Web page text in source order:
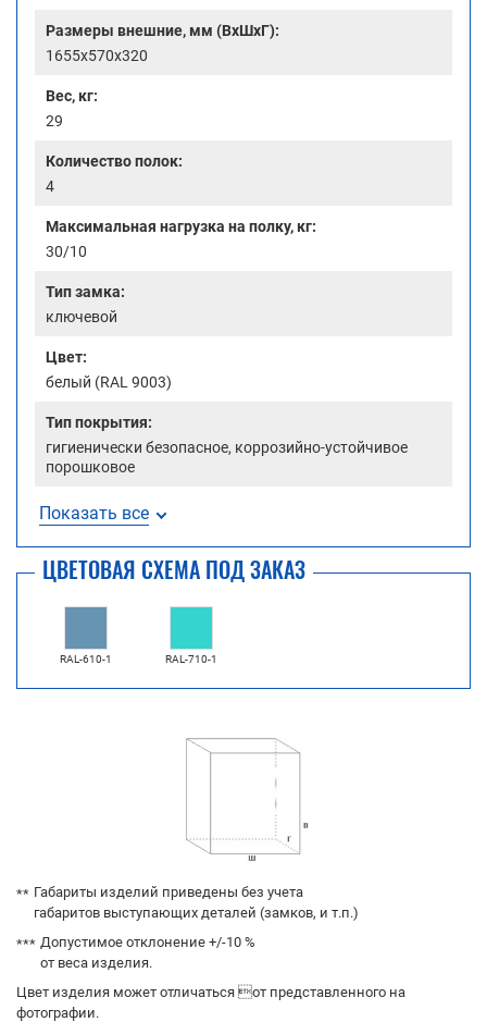
Размеры внешние, мм (ВхШхГ):
1655x570x320
Вес, кг:
29
Количество полок:
4
Максимальная нагрузка на полку, кг:
30/10
Тип замка:
ключевой
Цвет:
белый (RAL 9003)
Тип покрытия:
гигиенически безопасное, коррозийно-устойчивое
порошковое
Показать все
ЦВЕТОВАЯ СХЕМА ПОД ЗАКАЗ
RAL-610-1 RAL-710-1
Габариты изделий приведены без учета
габаритов выступающих деталей (замков, и т.п.)
Допустимое отклонение +/-10 %
от веса изделия.
Цвет изделия может отличаться от представленного на
фотографии.